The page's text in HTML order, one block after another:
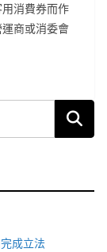
消費券而作
商或消委會
成立法